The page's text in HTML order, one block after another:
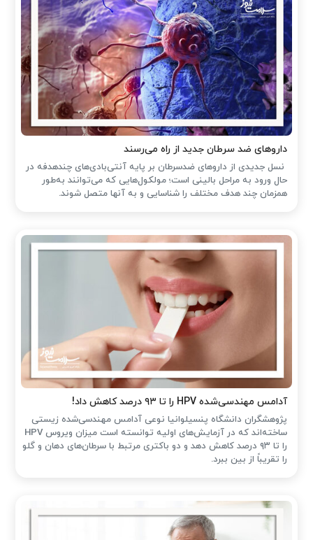
داروهای ضد سرطان جدید از راه می‌رسند
نسل جدیدی از داروهای ضدسرطان بر پایه آنتی‌بادی‌های چندهدفه در
حال ورود به مراحل بالینی است؛ مولکول‌هایی که می‌توانند به‌طور
همزمان چند هدف مختلف را شناسایی و به آنها متصل شوند.
آدامس مهندسی‌شده‌ HPV را تا ۹۳ درصد کاهش داد!
پژوهشگران دانشگاه پنسیلوانیا نوعی آدامس مهندسی‌شده زیستی
ساخته‌اند که در آزمایش‌های اولیه توانسته است میزان ویروس HPV
را تا ۹۳ درصد کاهش دهد و دو باکتری مرتبط با سرطان‌های دهان و گلو
را تقریباً از بین ببرد.